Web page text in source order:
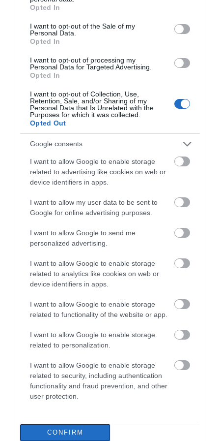
grant or deny consent to Google and its third-party tags to
use your data for below specified purposes in below Google
consent section.
Opted In
I want to opt-out of the Sale of my
Personal Data.
Opted In
I want to opt-out of processing my
Personal Data for Targeted Advertising.
Opted In
I want to opt-out of Collection, Use,
Retention, Sale, and/or Sharing of my
Personal Data that Is Unrelated with the
Purposes for which it was collected.
Opted Out
Google consents
I want to allow Google to enable storage
related to advertising like cookies on web or
device identifiers in apps.
I want to allow my user data to be sent to
Google for online advertising purposes.
I want to allow Google to send me
personalized advertising.
I want to allow Google to enable storage
related to analytics like cookies on web or
device identifiers in apps.
I want to allow Google to enable storage
related to functionality of the website or app.
I want to allow Google to enable storage
related to personalization.
I want to allow Google to enable storage
related to security, including authentication
functionality and fraud prevention, and other
user protection.
CONFIRM
για την Καλαμίτσα – Νέες εικόνες
και βίντεο
06.08.2026 | 22:04
Εύβοια: Με κατάνυξη και πλήθος
Ωρεούς – Παρών ο Θανάσης
Ζεμπίλης
Συντάξεις Σεπτεμβρίου 2026:
Πότε πληρώνονται οι δικαιούχοι –
Οι ημερομηνίες του e-ΕΦΚΑ
06.08.2026 | 21:40
Σοκ στην Εύβοια με την κοπέλα
που έπεσε από την γέφυρα: Τα
νεότερα για την υγεία της
06.08.2026 | 21:20
Νεότερα για τη Φωτιά στη Σκύρο:
Κινδύνευσε κτηνοτροφική μονάδα
Καφές: Τα οφέλη της μέτριας
κατανάλωσης σύμφωνα με ειδικό
στο μικροβίωμα του εντέρου
«Ανάσα» για τους αγρότες στην
Εύβοια: Ολοκληρώθηκε μεγάλο
06.08.2026 | 20:40
Ο λόγος που τηγανίζουμε ψάρια
του Σωτήρος – Πως θα κάνετε το
τέλειο μαγείρεμα
06.08.2026 | 20:20
τη ζωή ο 37χρονος που είχε
τροχαίο με αγριογούρουνο
ΠΕΡΙΣΣΟΤΕΡΑ ΑΠΟ ΑΘΛΗΤΙΚΑ
Έσπασαν πιάτα στο
κεφάλι του Αταμάν –
Βίντεο από τη Σύμη
Α. Ο. Χαλκίς: Στον
αγιασμό ο
Χρυσόστομου μέσα στο
γήπεδο που συγκίνησε
(vid)